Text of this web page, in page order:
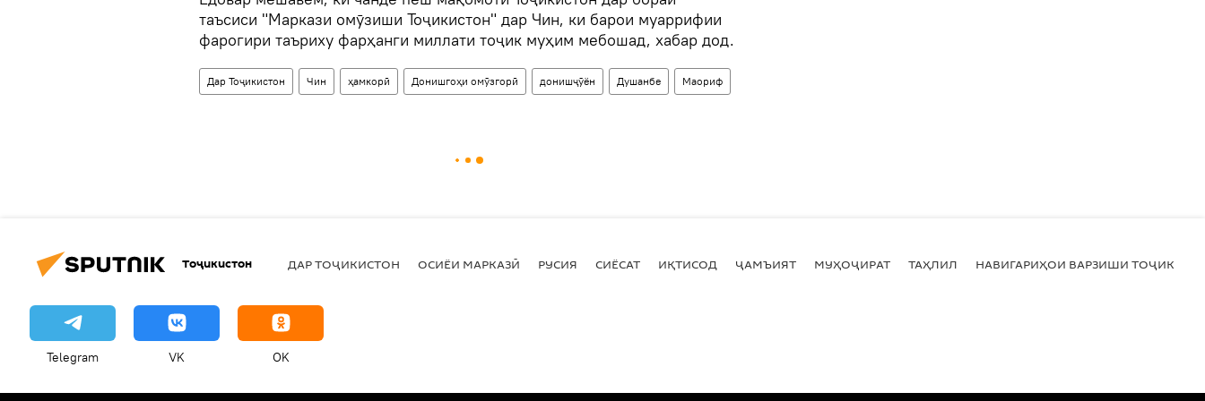
таъсиси "Маркази омӯзиши Тоҷикистон" дар Чин, ки барои муаррифии
фарогири таъриху фарҳанги миллати тоҷик муҳим мебошад, хабар дод.
Дар Тоҷикистон Чин ҳамкорӣ Донишгоҳи омӯзгорӣ донишҷӯён Душанбе Маориф
Тоҷикистон ДАР ТОҶИКИСТОН ОСИЁИ МАРКАЗӢ РУСИЯ СИЁСАТ ИҚТИСОД ҶАМЪИЯТ МУҲОҶИРАТ ТАҲЛИЛ НАВИГАРИҲОИ ВАРЗИШИ
Telegram VK OK